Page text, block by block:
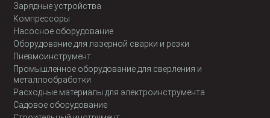
Зарядные устройства
Компрессоры
Насосное оборудование
Оборудование для лазерной сварки и резки
Пневмоинструмент
Промышленное оборудование для сверления и
металлообработки
Расходные материалы для электроинструмента
Садовое оборудование